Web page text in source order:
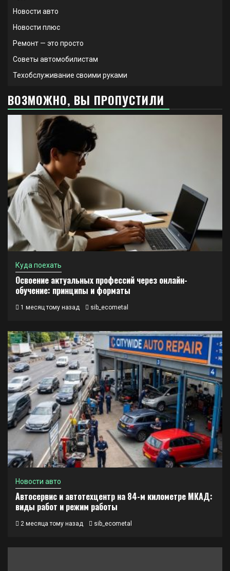
Новости авто
Новости плюс
Ремонт — это просто
Советы автомобилистам
Техобслуживание своими руками
ВОЗМОЖНО, ВЫ ПРОПУСТИЛИ
Куда поехать
Освоение актуальных профессий через онлайн-
обучение: принципы и форматы
1 месяц тому назад sib_ecometal
Новости авто
Автосервис и автотехцентр на 84-м километре МКАД:
виды работ и режим работы
2 месяца тому назад sib_ecometal